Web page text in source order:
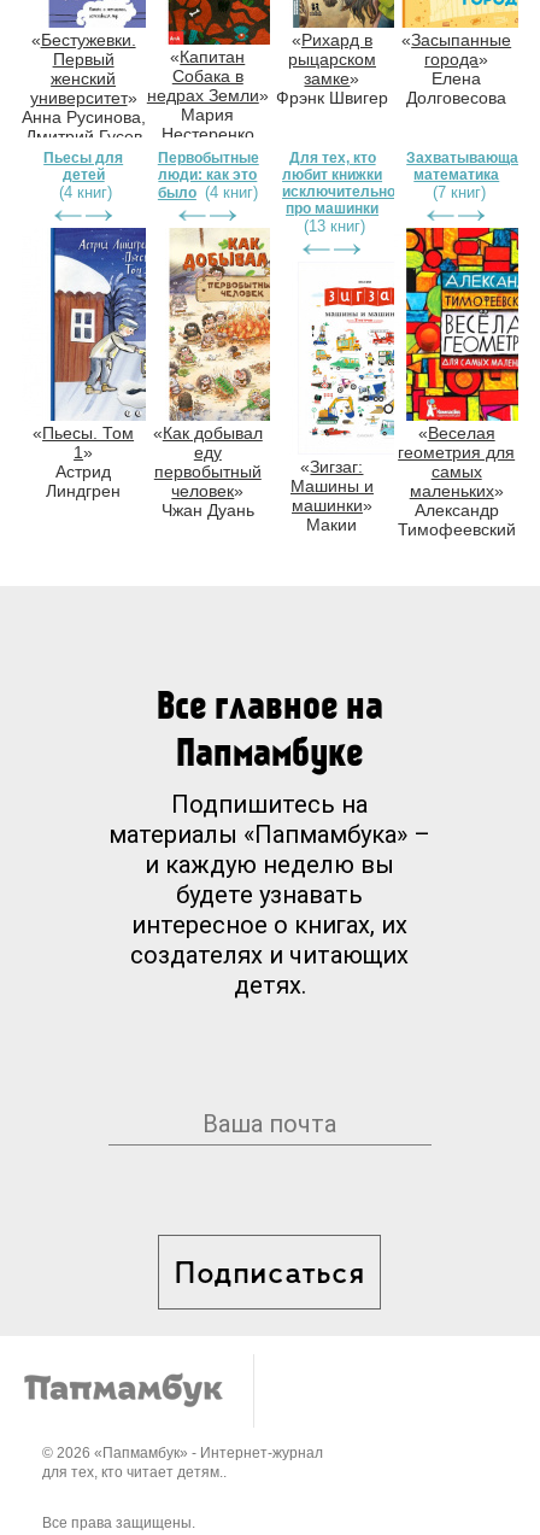
«Бестужевки.
Первый
женский
университет»
Анна Русинова,
Дмитрий Гусев
«Капитан
Собака в
недрах Земли»
Мария
Нестеренко
«Рихард в
рыцарском
замке»
Фрэнк Швигер
«Засыпанные
города»
Елена
Долговесова
Пьесы для
детей
(4 книг)
«Пьесы. Том
1»
Астрид
Линдгрен
Первобытные
люди: как это
было (4 книг)
«Как добывал
еду
первобытный
человек»
Чжан Дуань
Для тех, кто
любит книжки
исключительно
про машинки
(13 книг)
«Зигзаг:
Машины и
машинки»
Макии
Захватывающая
математика
(7 книг)
«Веселая
геометрия для
самых
маленьких»
Александр
Тимофеевский
Все главное на
Папмамбуке
Подпишитесь на
материалы «Папмамбука» –
и каждую неделю вы
будете узнавать
интересное о книгах, их
создателях и читающих
детях.
Подписаться
© 2026 «Папмамбук» - Интернет-журнал
для тех, кто читает детям..
Все права защищены.